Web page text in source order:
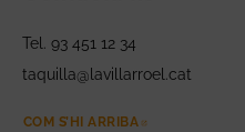
Tel. 93 451 12 34
taquilla@lavillarroel.cat
COM S’HI ARRIBA